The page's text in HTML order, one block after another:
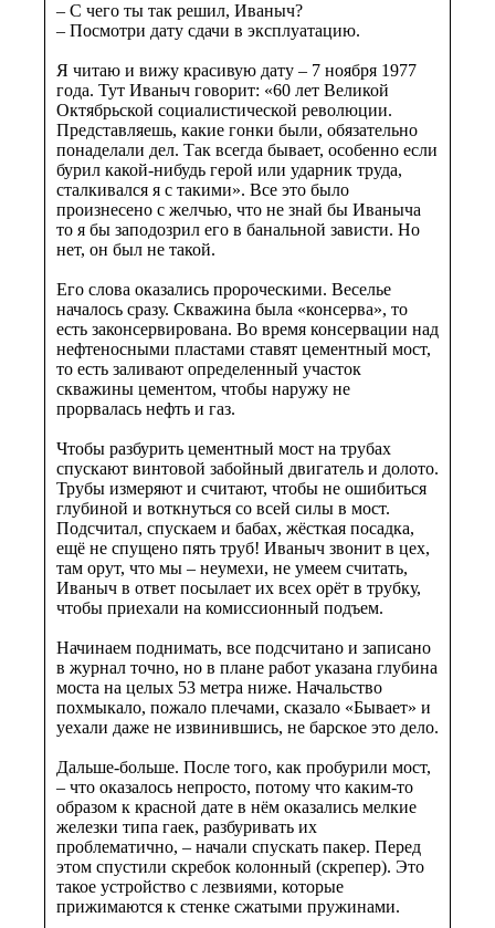
– С чего ты так решил, Иваныч?
– Посмотри дату сдачи в эксплуатацию.
Я читаю и вижу красивую дату – 7 ноября 1977
года. Тут Иваныч говорит: «60 лет Великой
Октябрьской социалистической революции.
Представляешь, какие гонки были, обязательно
понаделали дел. Так всегда бывает, особенно если
бурил какой-нибудь герой или ударник труда,
сталкивался я с такими». Все это было
произнесено с желчью, что не знай бы Иваныча
то я бы заподозрил его в банальной зависти. Но
нет, он был не такой.
Его слова оказались пророческими. Веселье
началось сразу. Скважина была «консерва», то
есть законсервирована. Во время консервации над
нефтеносными пластами ставят цементный мост,
то есть заливают определенный участок
скважины цементом, чтобы наружу не
прорвалась нефть и газ.
Чтобы разбурить цементный мост на трубах
спускают винтовой забойный двигатель и долото.
Трубы измеряют и считают, чтобы не ошибиться
глубиной и воткнуться со всей силы в мост.
Подсчитал, спускаем и бабах, жёсткая посадка,
ещё не спущено пять труб! Иваныч звонит в цех,
там орут, что мы – неумехи, не умеем считать,
Иваныч в ответ посылает их всех орёт в трубку,
чтобы приехали на комиссионный подъем.
Начинаем поднимать, все подсчитано и записано
в журнал точно, но в плане работ указана глубина
моста на целых 53 метра ниже. Начальство
похмыкало, пожало плечами, сказало «Бывает» и
уехали даже не извинившись, не барское это дело.
Дальше-больше. После того, как пробурили мост,
– что оказалось непросто, потому что каким-то
образом к красной дате в нём оказались мелкие
железки типа гаек, разбуривать их
проблематично, – начали спускать пакер. Перед
этом спустили скребок колонный (скрепер). Это
такое устройство с лезвиями, которые
прижимаются к стенке сжатыми пружинами.